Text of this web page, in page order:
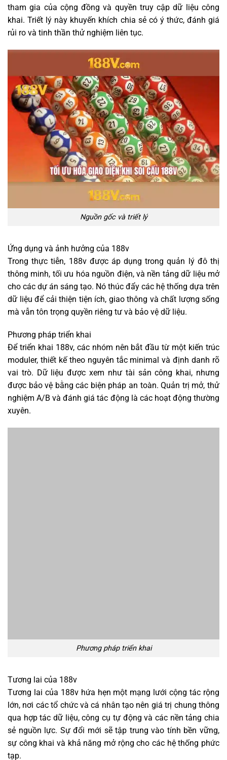
tham gia của cộng đồng và quyền truy cập dữ liệu công
khai. Triết lý này khuyến khích chia sẻ có ý thức, đánh giá
rủi ro và tinh thần thử nghiệm liên tục.
Nguồn gốc và triết lý
Ứng dụng và ảnh hưởng của 188v
Trong thực tiễn, 188v được áp dụng trong quản lý đô thị
thông minh, tối ưu hóa nguồn điện, và nền tảng dữ liệu mở
cho các dự án sáng tạo. Nó thúc đẩy các hệ thống dựa trên
dữ liệu để cải thiện tiện ích, giao thông và chất lượng sống
mà vẫn tôn trọng quyền riêng tư và bảo vệ dữ liệu.
Phương pháp triển khai
Để triển khai 188v, các nhóm nên bắt đầu từ một kiến trúc
moduler, thiết kế theo nguyên tắc minimal và định danh rõ
vai trò. Dữ liệu được xem như tài sản công khai, nhưng
được bảo vệ bằng các biện pháp an toàn. Quản trị mở, thử
nghiệm A/B và đánh giá tác động là các hoạt động thường
xuyên.
Phương pháp triển khai
Tương lai của 188v
Tương lai của 188v hứa hẹn một mạng lưới cộng tác rộng
lớn, nơi các tổ chức và cá nhân tạo nên giá trị chung thông
qua hợp tác dữ liệu, công cụ tự động và các nền tảng chia
sẻ nguồn lực. Sự đổi mới sẽ tập trung vào tính bền vững,
sự công khai và khả năng mở rộng cho các hệ thống phức
tạp.